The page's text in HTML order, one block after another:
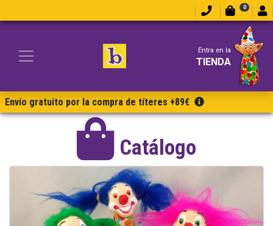
0
Entra en la
TIENDA
Envío gratuito por la compra de títeres +89€
Catálogo